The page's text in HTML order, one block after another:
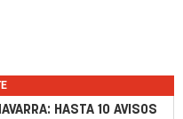
HASTA 10 AVISOS